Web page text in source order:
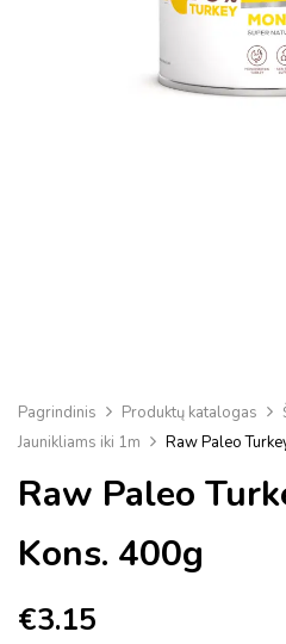
Pagrindinis Produktų katalogas
Jaunikliams iki 1m
Raw Paleo
Raw Paleo
Kons. 400g
€3.15